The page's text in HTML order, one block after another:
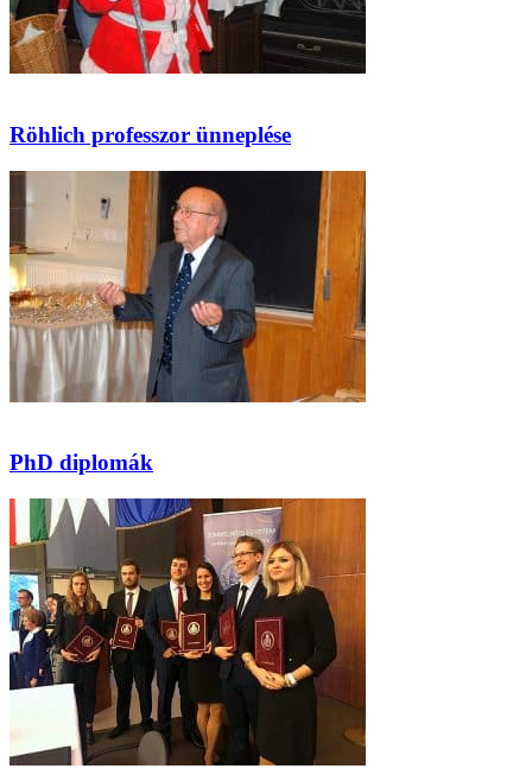
Röhlich professzor ünneplése
PhD diplomák